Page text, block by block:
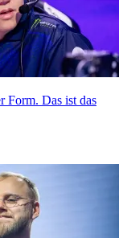
Form. Das ist das